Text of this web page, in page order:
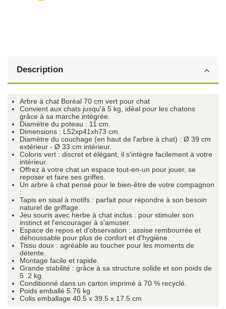
Description
Arbre à chat Boréal 70 cm vert pour chat
Convient aux chats jusqu'à 5 kg, idéal pour les chatons
grâce à sa marche intégrée.
Diamètre du poteau : 11 cm.
Dimensions : L52xp41xh73 cm.
Diamètre du couchage (en haut de l'arbre à chat) : Ø 39 cm
extérieur - Ø 33 cm intérieur.
Coloris vert : discret et élégant, il s'intègre facilement à votre
intérieur.
Offrez à votre chat un espace tout-en-un pour jouer, se
reposer et faire ses griffes.
Un arbre à chat pensé pour le bien-être de votre compagnon
:
Tapis en sisal à motifs : parfait pour répondre à son besoin
naturel de griffage.
Jeu souris avec herbe à chat inclus : pour stimuler son
instinct et l'encourager à s'amuser.
Espace de repos et d'observation : assise rembourrée et
déhoussable pour plus de confort et d'hygiène.
Tissu doux : agréable au toucher pour les moments de
détente.
Montage facile et rapide.
Grande stabilité : grâce à sa structure solide et son poids de
5 .2 kg.
Conditionné dans un carton imprimé à 70 % recyclé.
Poids emballé 5.76 kg
Colis emballage 40.5 x 39.5 x 17.5 cm